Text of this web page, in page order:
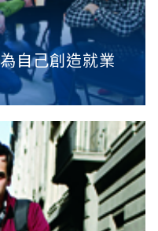
自己創造就業